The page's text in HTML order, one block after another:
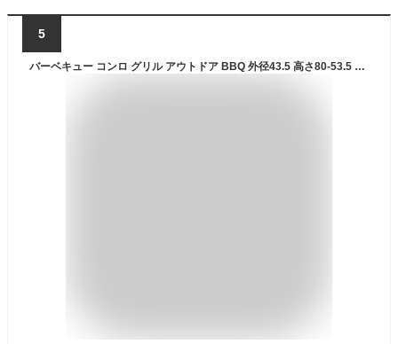
5
バーベキュー コンロ グリル アウトドア BBQ 外径43.5 高さ80-53.5 高さ2段階 焚火台 スモーク 組立簡単 フタ付き 網付き 便利